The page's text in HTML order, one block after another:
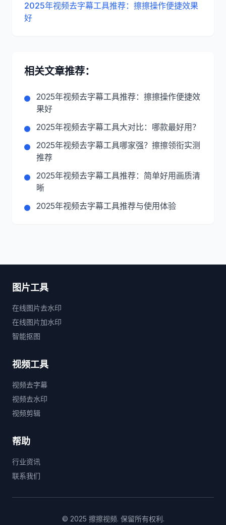
2025年视频去字幕工具推荐：擦擦操作便捷效果
好
相关文章推荐：
2025年视频去字幕工具推荐：擦擦操作便捷效
果好
2025年视频去字幕工具大对比：哪款最好用？
2025年视频去字幕工具哪家强？擦擦领衔实测
推荐
2025年视频去字幕工具推荐：简单好用画质清
晰
2025年视频去字幕工具推荐与使用体验
图片工具
在线图片去水印
在线图片加水印
智能抠图
视频工具
视频去字幕
视频去水印
视频剪辑
帮助
行业资讯
联系我们
© 2025 擦擦视频. 保留所有权利.